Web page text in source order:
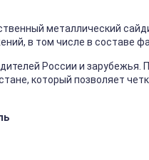
металлический
в том числе в составе
России и
который позволяет